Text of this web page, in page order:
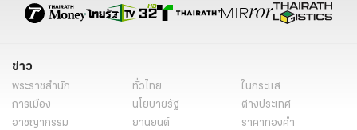
ข่าวต่างประเทศ ไทยรัฐออนไลน์ เรื่องเด่น ข่าวทั่วไป
ข่าว
พระราชสำนัก ทั่วไทย
ในกระแส
การเมือง
นโยบายรัฐ
ต่างประเทศ
อาชญากรรม
ยานยนต์
ราคาทองคำ